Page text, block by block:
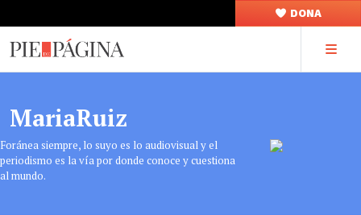
DONA
MariaRuiz
Foránea siempre, lo suyo es lo audiovisual y el
periodismo es la vía por donde conoce y cuestiona
al mundo.